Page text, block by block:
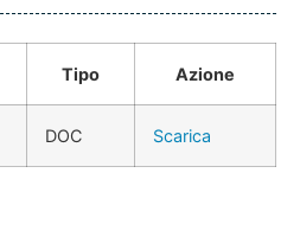
Tipo Azione
DOC Scarica